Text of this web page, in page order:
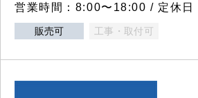
営業時間：8:00〜18:00 / 定休日
販売可 工事・取付可